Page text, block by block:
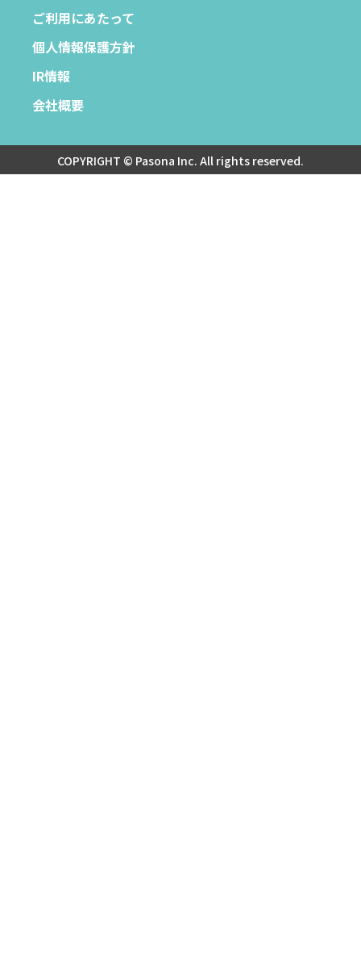
ご利用にあたって
個人情報保護方針
IR情報
会社概要
COPYRIGHT © Pasona Inc. All rights reserved.